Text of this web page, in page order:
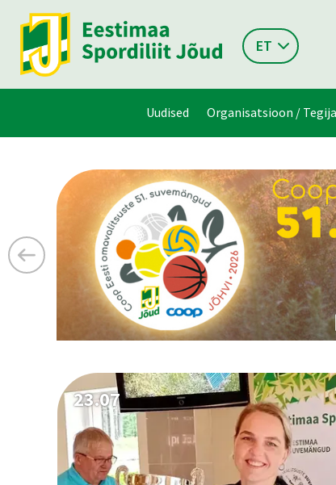
ET
Uudised Organisatsioon /
23.07